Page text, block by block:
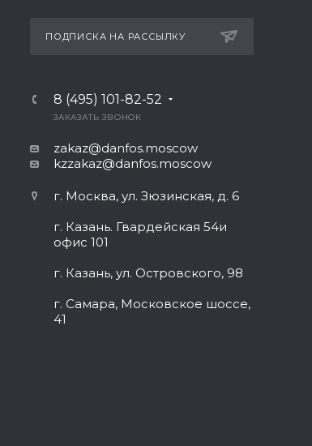
ПОДПИСКА НА РАССЫЛКУ
8 (495) 101-82-52
ЗАКАЗАТЬ ЗВОНОК
zakaz@danfos.moscow
kzzakaz@danfos.moscow
г. Москва, ул. Зюзинская, д. 6
г. Казань. Гвардейская 54и
офис 101
г. Казань, ул. Островского, 98
г. Самара, Московское шоссе,
41